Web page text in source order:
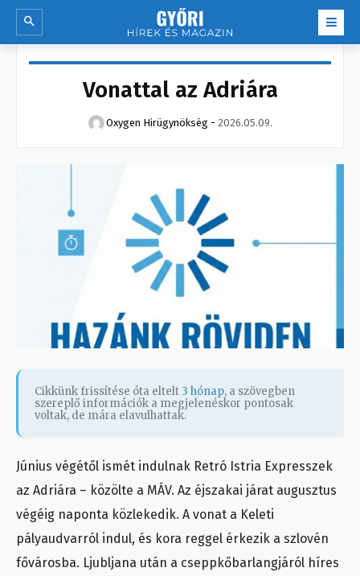
Vonattal az Adriára
Oxygen Hirügynökség - 2026.05.09.
Cikkünk frissítése óta eltelt 3 hónap, a szövegben
szereplő információk a megjelenéskor pontosak
voltak, de mára elavulhattak.
Június végétől ismét indulnak Retró Istria Expresszek
az Adriára – közölte a MÁV. Az éjszakai járat augusztus
végéig naponta közlekedik. A vonat a Keleti
pályaudvarról indul, és kora reggel érkezik a szlovén
fővárosba. Ljubljana után a cseppkőbarlangjáról híres